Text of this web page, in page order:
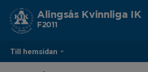
Till hemsidan
Alingsås Kvinnliga IK
F2011